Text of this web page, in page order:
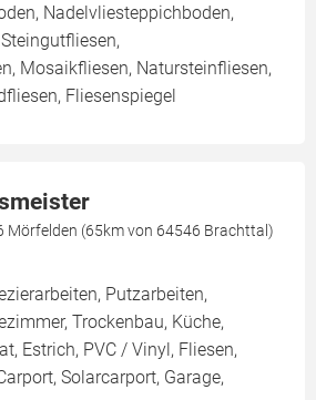
Nadelvliesteppichboden,
Mosaikfliesen, Natursteinfliesen,
Fliesenspiegel
Mörfelden (65km von 64546 Brachttal)
Putzarbeiten,
Trockenbau, Küche,
Estrich, PVC / Vinyl, Fliesen,
Solarcarport, Garage,